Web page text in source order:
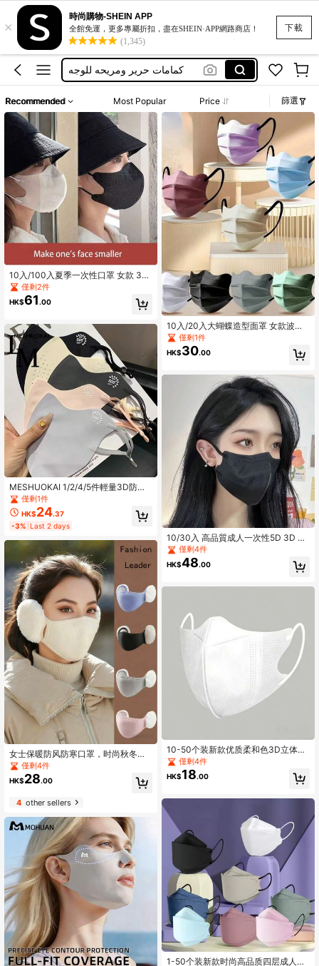
下載
×
時尚購物-SHEIN APP
全館免運，更多專屬折扣，盡在SHEIN·APP網路商店！
(1,345)
耳が痛くないマスク
cubrebocas
كمامات حرير ومريحه للوجه
face mask for women
耳が痛くないマスク
cubrebocas
Recommended Most Popular Price 篩選
10入/100入夏季一次性口罩 女款 3D
立體白色面罩 小包裝 學校適用
僅剩2件
HK$61.00
MESHUOKAI 1/2/4/5件輕量3D防紫
外線面罩，透氣防風防曬面罩，女款
夏季騎行戶外日常配戴
僅剩1件
HK$24.37
-3% Last 2 days
女士保暖防风防寒口罩，时尚秋冬口
罩，一体式耳罩，3D面部防护，适合
户外骑行
僅剩4件
HK$28.00
4other sellers
10入/20入大蝴蝶造型面罩 女款波浪
雲紋V臉修飾小面罩
僅剩1件
HK$30.00
10/30入 高品質成人一次性5D 3D K
N95防護口罩，4層設計，男女通用
High Repeat Customers
僅剩4件
High Repeat Customers
僅剩4件
High Repeat Customers
僅剩4件
High Repeat Customers
僅剩4件
HK$48.00
10-50个装新款优质柔和色3D立体一
次性口罩，男女通用设计，口罩有助
于修饰脸型
僅剩4件
HK$18.00
1-50个装新款时尚高品质四层成人口
High Repeat Customers
僅剩1件